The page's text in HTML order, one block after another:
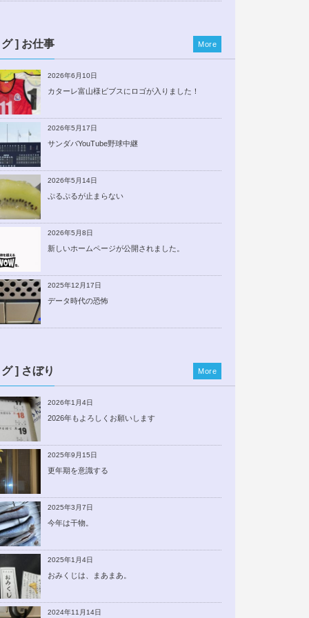
] お仕事
2026年6月10日
カターレ富山様ビブスにロゴが入りました！
2026年5月17日
サンダバYouTube野球中継
2026年5月14日
ぷるぷるが止まらない
2026年5月8日
新しいホームページが公開されました。
2025年12月17日
データ時代の恐怖
More
] さぼり
2026年1月4日
2026年もよろしくお願いします
2025年9月15日
更年期を意識する
2025年3月7日
今年は干物。
2025年1月4日
おみくじは、まあまあ。
2024年11月14日
More